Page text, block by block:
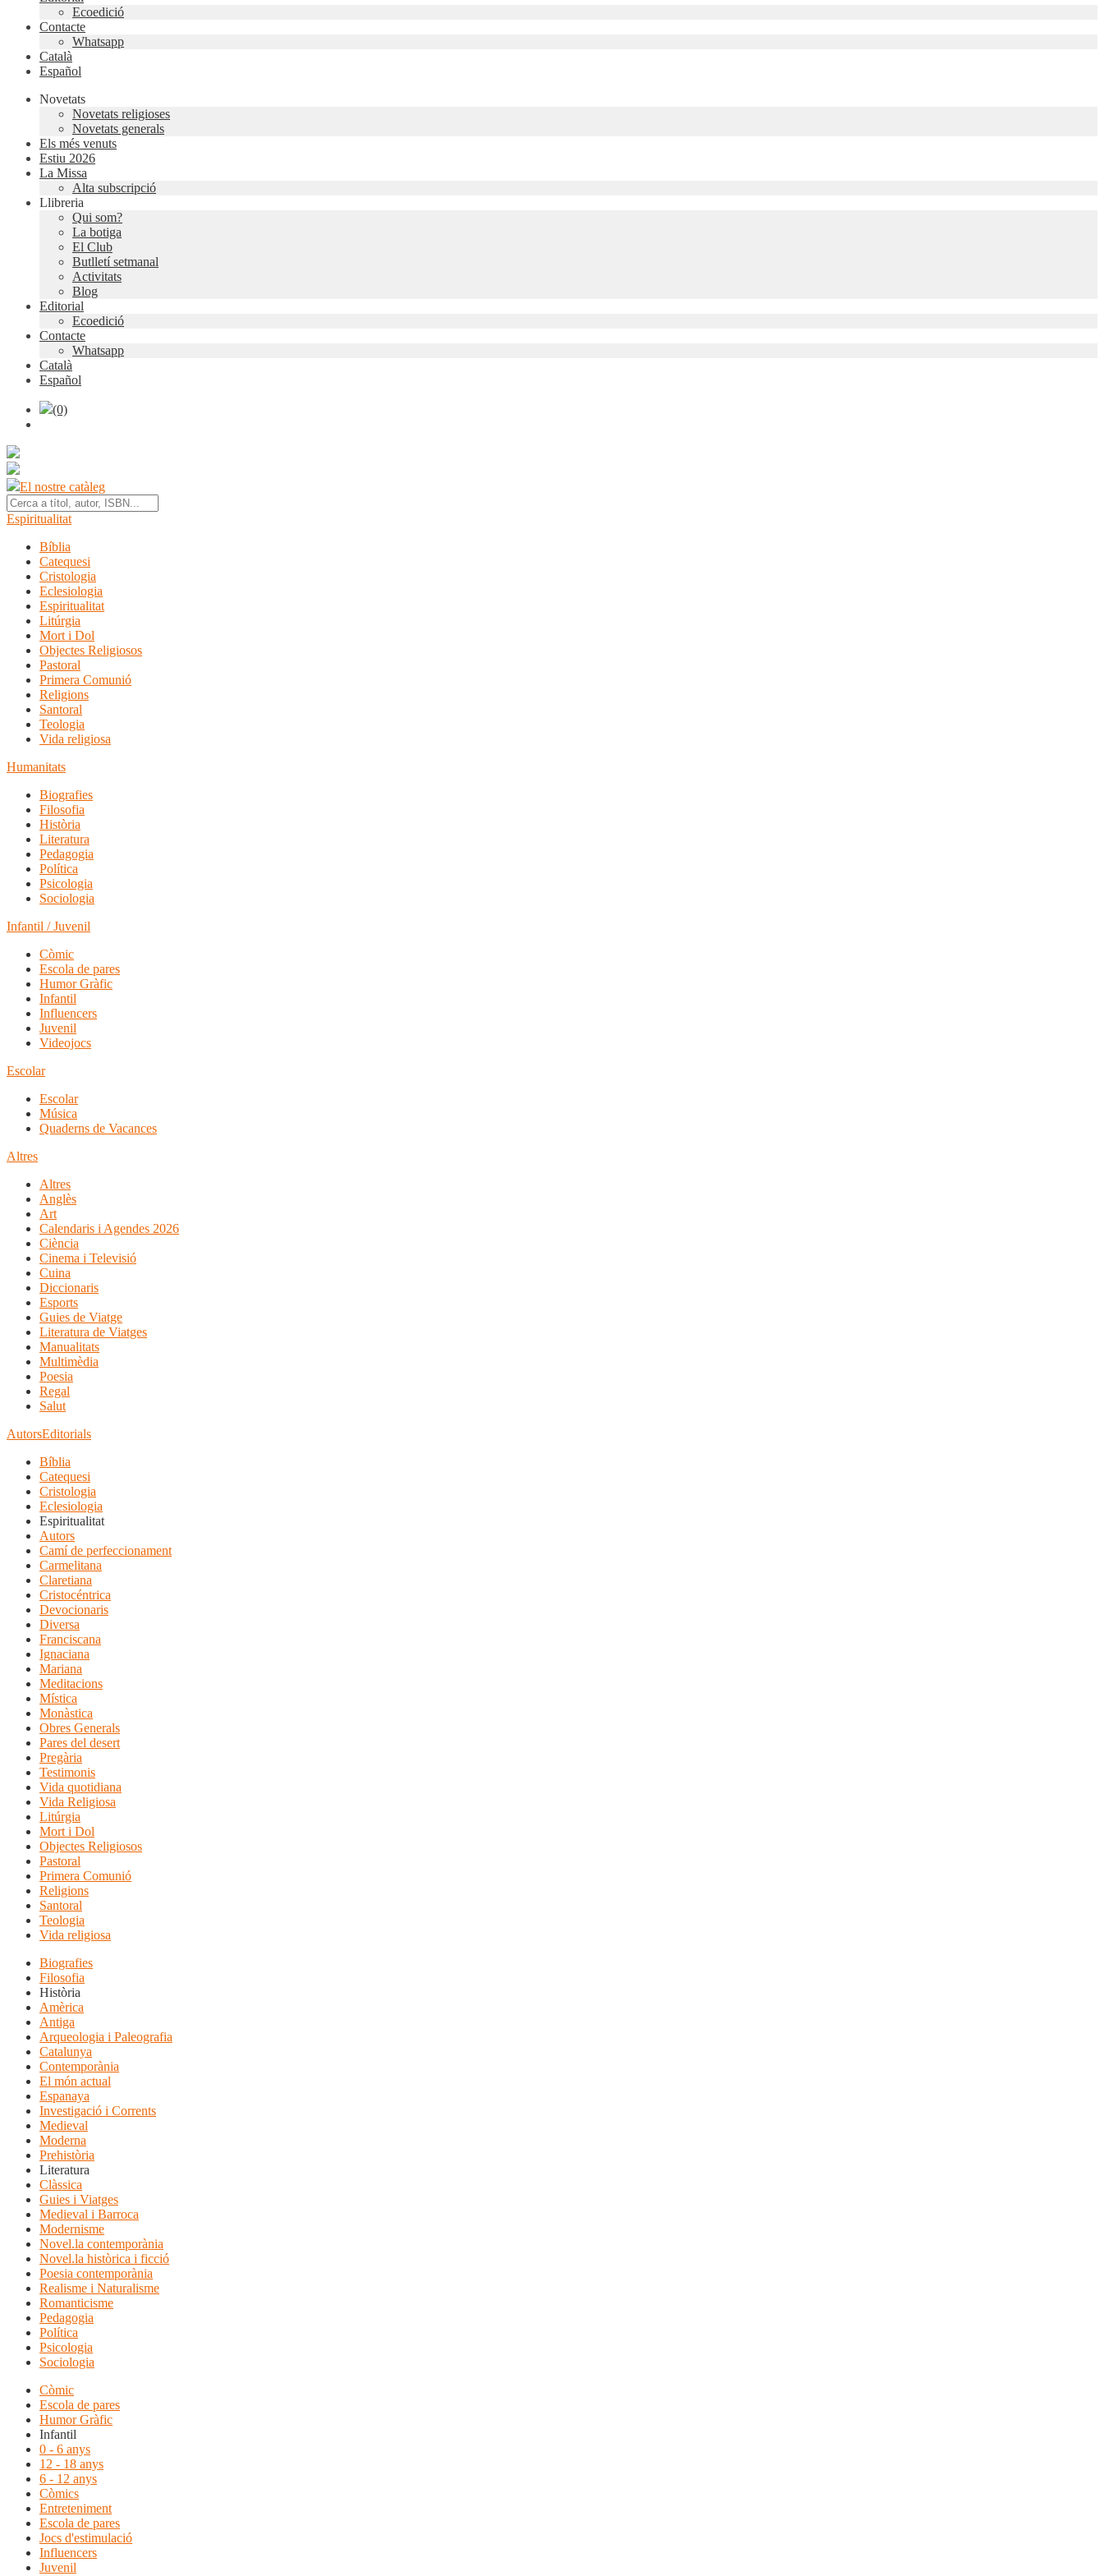
Ecoedició
Contacte
Whatsapp
Català
Español
Novetats
Novetats religioses
Novetats generals
Els més venuts
Estiu 2026
La Missa
Alta subscripció
Llibreria
Qui som?
La botiga
El Club
Butlletí setmanal
Activitats
Blog
Editorial
Ecoedició
Contacte
Whatsapp
Català
Español
(0)
El nostre catàleg
Espiritualitat
Bíblia
Catequesi
Cristologia
Eclesiologia
Espiritualitat
Litúrgia
Mort i Dol
Objectes Religiosos
Pastoral
Primera Comunió
Religions
Santoral
Teologia
Vida religiosa
Humanitats
Biografies
Filosofia
Història
Literatura
Pedagogia
Política
Psicologia
Sociologia
Infantil / Juvenil
Còmic
Escola de pares
Humor Gràfic
Infantil
Influencers
Juvenil
Videojocs
Escolar
Escolar
Música
Quaderns de Vacances
Altres
Altres
Anglès
Art
Calendaris i Agendes 2026
Ciència
Cinema i Televisió
Cuina
Diccionaris
Esports
Guies de Viatge
Literatura de Viatges
Manualitats
Multimèdia
Poesia
Regal
Salut
AutorsEditorials
Bíblia
Catequesi
Cristologia
Eclesiologia
Espiritualitat
Autors
Camí de perfeccionament
Carmelitana
Claretiana
Cristocéntrica
Devocionaris
Diversa
Franciscana
Ignaciana
Mariana
Meditacions
Mística
Monàstica
Obres Generals
Pares del desert
Pregària
Testimonis
Vida quotidiana
Vida Religiosa
Litúrgia
Mort i Dol
Objectes Religiosos
Pastoral
Primera Comunió
Religions
Santoral
Teologia
Vida religiosa
Biografies
Filosofia
Història
Amèrica
Antiga
Arqueologia i Paleografia
Catalunya
Contemporània
El món actual
Espanaya
Investigació i Corrents
Medieval
Moderna
Prehistòria
Literatura
Clàssica
Guies i Viatges
Medieval i Barroca
Modernisme
Novel.la contemporània
Novel.la històrica i ficció
Poesia contemporània
Realisme i Naturalisme
Romanticisme
Pedagogia
Política
Psicologia
Sociologia
Còmic
Escola de pares
Humor Gràfic
Infantil
0 - 6 anys
12 - 18 anys
6 - 12 anys
Còmics
Entreteniment
Escola de pares
Jocs d'estimulació
Influencers
Juvenil